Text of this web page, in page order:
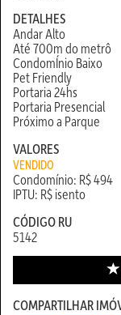
DETALHES
Andar Alto
Até 700m do metrô
CondomÍnio Baixo
Pet Friendly
Portaria 24hs
Portaria Presencial
Próximo a Parque
VALORES
VENDIDO
Condomínio: R$ 494
IPTU: R$ isento
CÓDIGO RU
5142
COMPARTILHAR